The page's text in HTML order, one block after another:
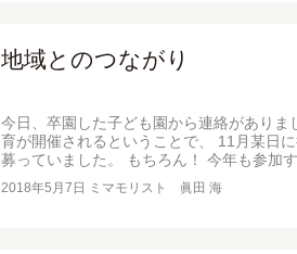
地域とのつながり
今日、卒園した子ども園から連絡がありま
育が開催されるということで、 11月某日
募っていました。 もちろん！ 今年も参加
2018年5月7日 ミマモリスト 眞田 海